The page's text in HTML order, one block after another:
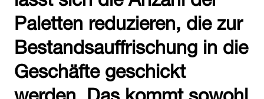
Paletten reduzieren, die zur
Bestandsauffrischung in die
Geschäfte geschickt